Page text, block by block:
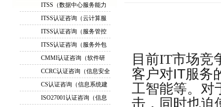
服务能力成熟度模型）
ITSS（数据中心服务能力
成熟度模型）认证咨询
ITSS认证咨询（云计算服
务能力模型）
ITSS认证咨询（服务管控
标准）
ITSS认证咨询（服务外包
标准）
CMMI认证咨询（软件研
发能力成熟度模型评估）
CCRC认证咨询（信息安全
服务资质）
CS认证咨询（信息系统建
设与服务模型评估）
ISO27001认证咨询（信息
目前IT市场竞
客户对IT服务
工智能等。对
击，同时也迫